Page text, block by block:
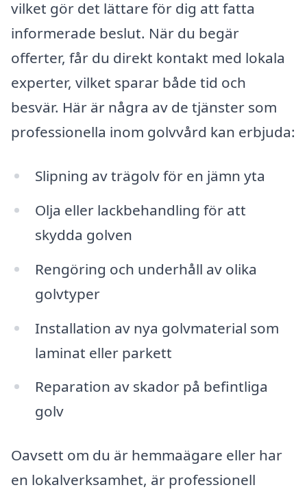
vilket gör det lättare för dig att fatta
informerade beslut. När du begär
offerter, får du direkt kontakt med lokala
experter, vilket sparar både tid och
besvär. Här är några av de tjänster som
professionella inom golvvård kan erbjuda:
Slipning av trägolv för en jämn yta
Olja eller lackbehandling för att
skydda golven
Rengöring och underhåll av olika
golvtyper
Installation av nya golvmaterial som
laminat eller parkett
Reparation av skador på befintliga
golv
Oavsett om du är hemmaägare eller har
en lokalverksamhet, är professionell